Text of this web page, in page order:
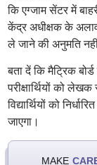
कि एग्जाम सेंटर में
केंद्र अधीक्षक के
ले जाने की अनुमति नहीं
बता दें कि मैट्रिक बोर्ड
परीक्षार्थियों को
विद्यार्थियों को
जाएगा।
MAKE